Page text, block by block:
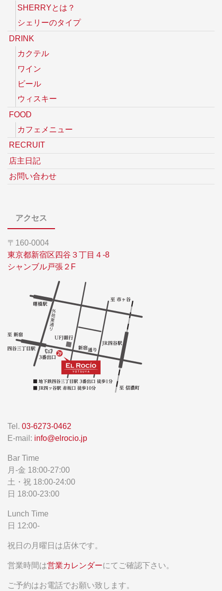
SHERRYとは？
シェリーのタイプ
DRINK
カクテル
ワイン
ビール
ウィスキー
FOOD
カフェメニュー
RECRUIT
店主日記
お問い合わせ
アクセス
〒160-0004
東京都新宿区四谷３丁目４-8
シャンブル戸張２F
Tel. 03-6273-0462
E-mail: info@elrocio.jp
Bar Time
月-金 18:00-27:00
土・祝 18:00-24:00
日 18:00-23:00
Lunch Time
日 12:00-
祝日の月曜日は店休です。
営業時間は営業カレンダーにてご確認下さい。
ご予約はお電話でお願い致します。